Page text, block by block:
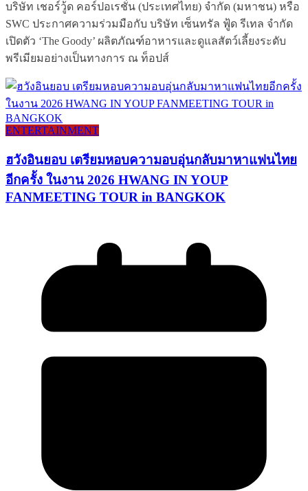
บริษัท เชอร์วู้ด คอร์ปอเรชั่น (ประเทศไทย) จำกัด (มหาชน) หรือ
SWC ประกาศความร่วมมือกับ บริษัท เซ็นทรัล ฟู้ด รีเทล จำกัด
เปิดตัว ‘The Goody’ ผลิตภัณฑ์อาหารและดูแลสัตว์เลี้ยงระดับ
พรีเมียมอย่างเป็นทางการ ณ ท็อปส์
ENTERTAINMENT
ฮวังอินยอบ เตรียมหอบความอบอุ่นกลับมาหาแฟนไทย
อีกครั้ง ในงาน 2026 HWANG IN YOUP
FANMEETING TOUR in BANGKOK